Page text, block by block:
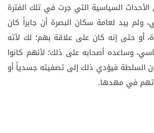
السياسية التي جرت في تلك الفترة
ولم يبد لعامة سكان البصرة أن جابراً كان
أو حتى إنه كان على علاقة بهم؛ لك لأته
وساعده أصحابه على ذلك؛ لأنهم كانوا
السلطة فيؤدي ذلك إلى تصفيته جسدياً أو
في مهدها.